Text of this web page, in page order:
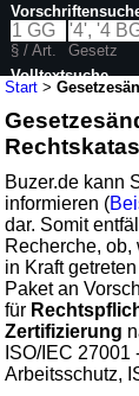
Start >
Buzer.de kann
informieren (
dar. Somit
Recherche,
in Kraft
Paket an
für
Zertifizierung
ISO/IEC
Arbeitsschutz,
§ / Art.
Gesetz
Volltextsuche